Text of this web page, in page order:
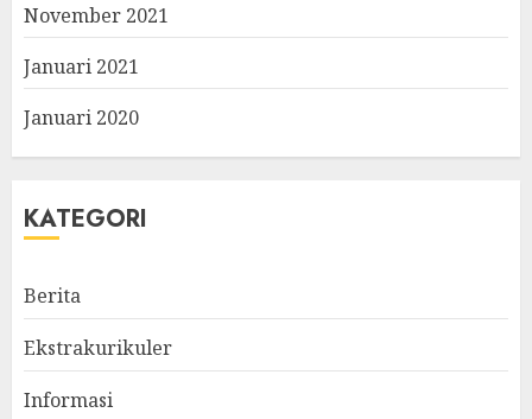
November 2021
Januari 2021
Januari 2020
KATEGORI
Berita
Ekstrakurikuler
Informasi